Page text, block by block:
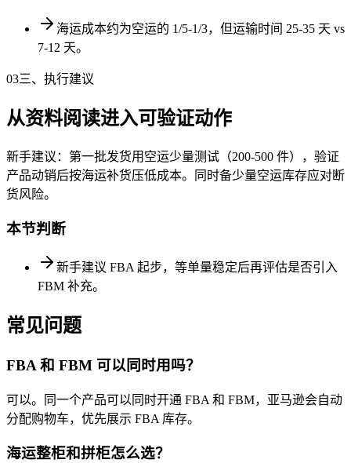
海运成本约为空运的 1/5-1/3，但运输时间 25-35 天 vs
7-12 天。
03三、执行建议
从资料阅读进入可验证动作
新手建议：第一批发货用空运少量测试（200-500 件），验证
产品动销后按海运补货压低成本。同时备少量空运库存应对断
货风险。
本节判断
新手建议 FBA 起步，等单量稳定后再评估是否引入
FBM 补充。
常见问题
FBA 和 FBM 可以同时用吗？
可以。同一个产品可以同时开通 FBA 和 FBM，亚马逊会自动
分配购物车，优先展示 FBA 库存。
海运整柜和拼柜怎么选？